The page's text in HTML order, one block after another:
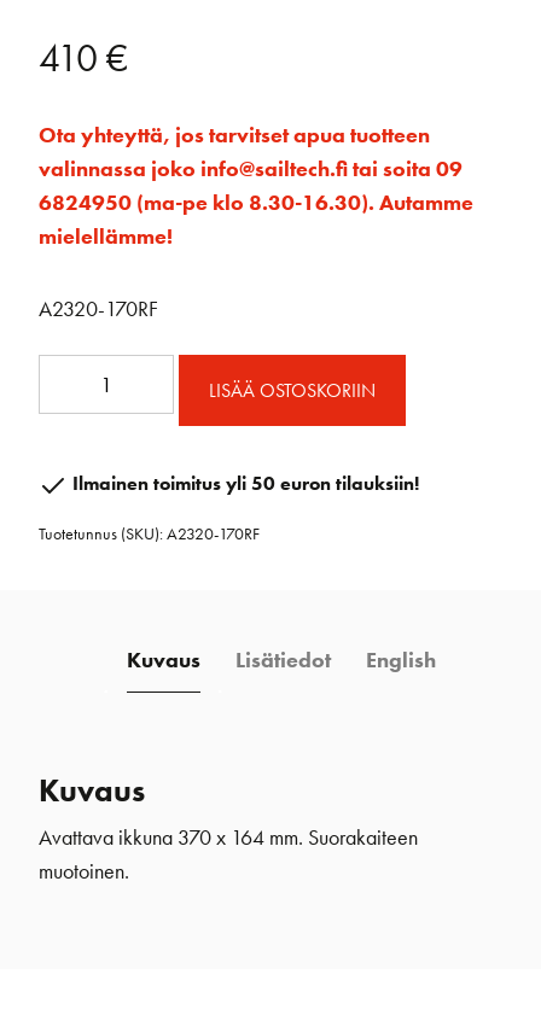
410€
Ota yhteyttä, jos tarvitset apua tuotteen
valinnassa joko info@sailtech.fi tai soita 09
6824950 (ma-pe klo 8.30-16.30). Autamme
mielellämme!
A2320-170RF
ikkuna
x
ruostumatonteräs
LISÄÄ OSTOSKORIIN
Ilmainen toimitus yli 50 euron tilauksiin!
Tuotetunnus (SKU):A2320-170RF
Kuvaus Lisätiedot English
Kuvaus
Avattava ikkuna 370 x 164 mm. Suorakaiteen
muotoinen.